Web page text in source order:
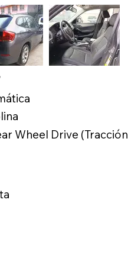
Wheel Drive (Tracción